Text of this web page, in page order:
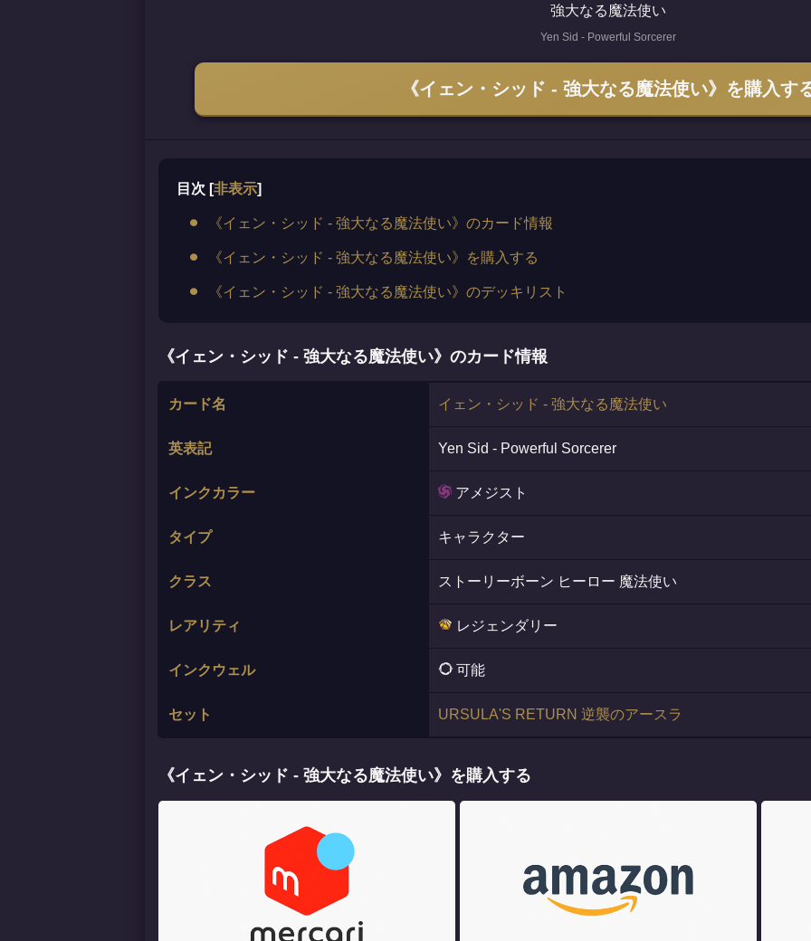
強大なる魔法使い
Yen Sid - Powerful Sorcerer
《イェン・シッド - 強大なる魔法使い》を購入す
目次 [非表示]
《イェン・シッド - 強大なる魔法使い》のカード情報
《イェン・シッド - 強大なる魔法使い》を購入する
《イェン・シッド - 強大なる魔法使い》のデッキリスト
《イェン・シッド - 強大なる魔法使い》のカード情報
カード名 イェン・シッド - 強大なる魔法使い
英表記 Yen Sid - Powerful Sorcerer
インクカラー アメジスト
タイプ キャラクター
クラス ストーリーボーン ヒーロー 魔法使い
レアリティ レジェンダリー
インクウェル 可能
セット URSULA'S RETURN 逆襲のアースラ
《イェン・シッド - 強大なる魔法使い》を購入する